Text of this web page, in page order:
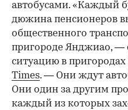
автобусами. «Каждый
дюжина пенсионеров
общественного
пригороде Янджиао, —
ситуацию в пригородах
Times. — Они ждут
Они один за другим
каждый из которых